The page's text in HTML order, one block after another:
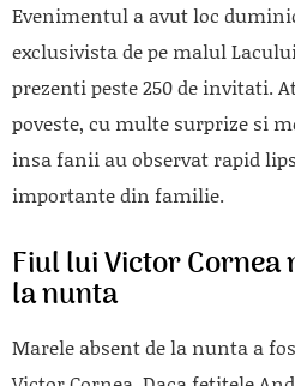
Evenimentul a avut loc
exclusivista de pe malul
prezenti peste 250 de invitati.
poveste, cu multe surprize si
insa fanii au observat rapid
importante din familie.
Fiul lui Victor Cornea
la nunta
Marele absent de la nunta a